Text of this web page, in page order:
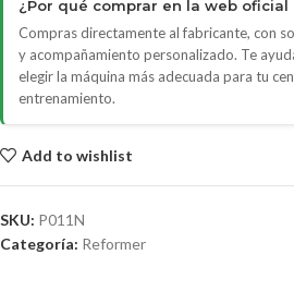
¿Por qué comprar en la web oficial
Compras directamente al fabricante, con
y acompañamiento personalizado. Te
elegir la máquina más adecuada para tu
entrenamiento.
Add to wishlist
SKU: P011N
Categoría: Reformer